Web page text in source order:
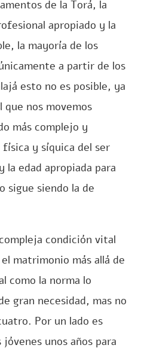
de la Torá, la
apropiado y la
la mayoría de los
a partir de los
esto no es posible, ya
nos movemos
más complejo y
y síquica del ser
la edad apropiada para
sigue siendo la de
condición vital
matrimonio más allá de
como la norma lo
gran necesidad, mas no
Por un lado es
unos años para